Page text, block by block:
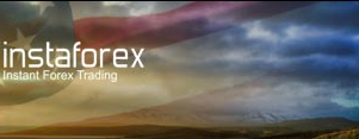
तुरंत खाता खोलना
के लिए निवेशकों के लिए